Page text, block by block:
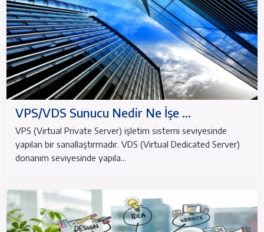
VPS/VDS Sunucu Nedir Ne İşe ...
VPS (Virtual Private Server) işletim sistemi seviyesinde
yapılan bir sanallaştırmadır. VDS (Virtual Dedicated Server)
donanım seviyesinde yapıla...